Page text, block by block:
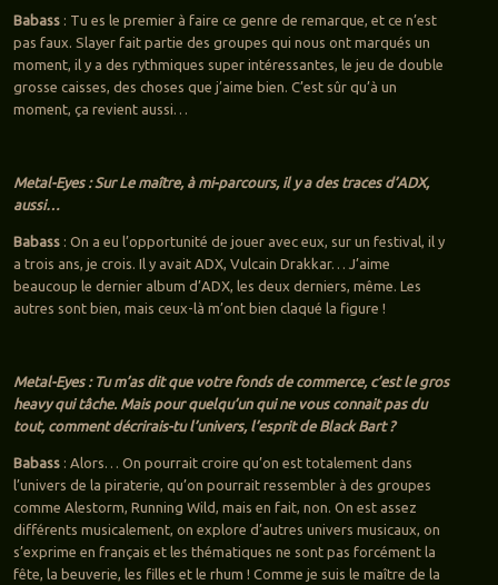
Babass: Tu es le premier à faire ce genre de remarque, et ce n’est
pas faux. Slayer fait partie des groupes qui nous ont marqués un
moment, il y a des rythmiques super intéressantes, le jeu de double
grosse caisses, des choses que j’aime bien. C’est sûr qu’à un
moment, ça revient aussi…
Metal-Eyes : Sur Le maître, à mi-parcours, il y a des traces d’ADX,
aussi…
Babass: On a eu l’opportunité de jouer avec eux, sur un festival, il y
a trois ans, je crois. Il y avait ADX, Vulcain Drakkar… J’aime
beaucoup le dernier album d’ADX, les deux derniers, même. Les
autres sont bien, mais ceux-là m’ont bien claqué la figure !
Metal-Eyes : Tu m’as dit que votre fonds de commerce, c’est le gros
heavy qui tâche. Mais pour quelqu’un qui ne vous connait pas du
tout, comment décrirais-tu l’univers, l’esprit de Black Bart ?
Babass: Alors… On pourrait croire qu’on est totalement dans
l’univers de la piraterie, qu’on pourrait ressembler à des groupes
comme Alestorm, Running Wild, mais en fait, non. On est assez
différents musicalement, on explore d’autres univers musicaux, on
s’exprime en français et les thématiques ne sont pas forcément la
fête, la beuverie, les filles et le rhum ! Comme je suis le maître de la